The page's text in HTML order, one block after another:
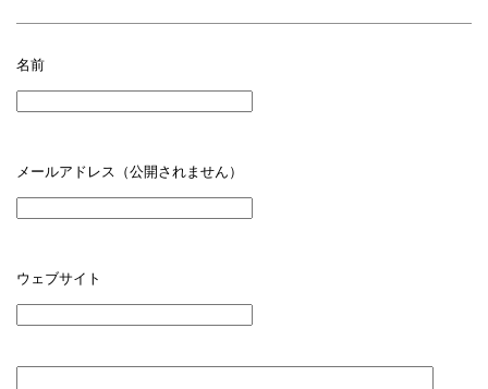
名前
メールアドレス（公開されません）
ウェブサイト